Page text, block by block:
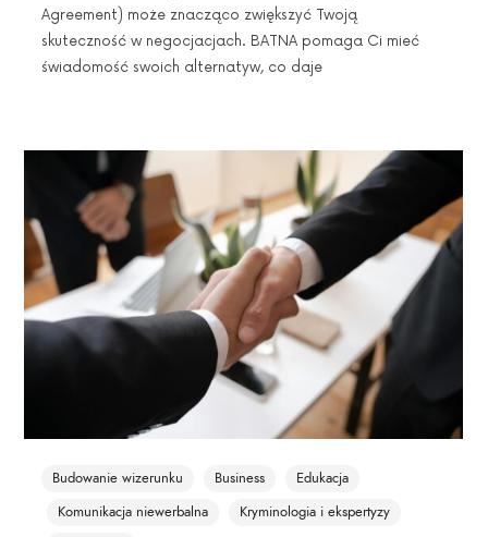
Agreement) może znacząco zwiększyć Twoją
skuteczność w negocjacjach. BATNA pomaga Ci mieć
świadomość swoich alternatyw, co daje
Budowanie wizerunku Business
Edukacja
Komunikacja niewerbalna
Kryminologia i ekspertyzy